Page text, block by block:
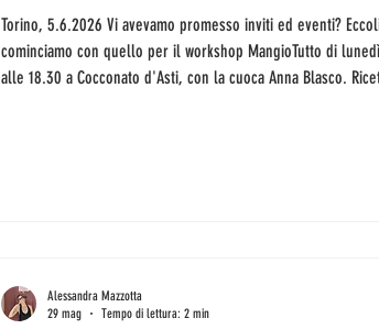
Torino, 5.6.2026 Vi avevamo promesso inviti ed eventi? Eccoli qui:
cominciamo con quello per il workshop MangioTutto di
alle 18.30 a Cocconato d'Asti, con la cuoca Anna Blasco.
Alessandra Mazzotta
29 mag
Tempo di lettura: 2 min